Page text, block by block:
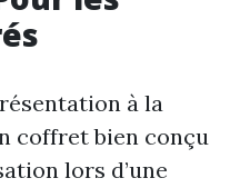
à la
coffret bien conçu
lors d’une